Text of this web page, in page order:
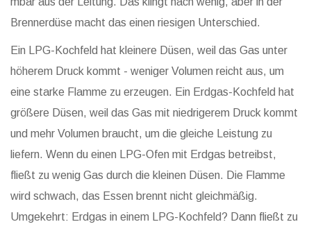
Brennerdüse macht das einen riesigen Unterschied.
Ein LPG-Kochfeld hat kleinere Düsen, weil das Gas unter
höherem Druck kommt - weniger Volumen reicht aus, um
eine starke Flamme zu erzeugen. Ein Erdgas-Kochfeld hat
größere Düsen, weil das Gas mit niedrigerem Druck kommt
und mehr Volumen braucht, um die gleiche Leistung zu
liefern. Wenn du einen LPG-Ofen mit Erdgas betreibst,
fließt zu wenig Gas durch die kleinen Düsen. Die Flamme
wird schwach, das Essen brennt nicht gleichmäßig.
Umgekehrt: Erdgas in einem LPG-Kochfeld? Dann fließt zu